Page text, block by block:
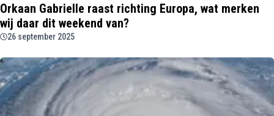
Orkaan Gabrielle raast richting Europa, wat merken
wij daar dit weekend van?
26 september 2025